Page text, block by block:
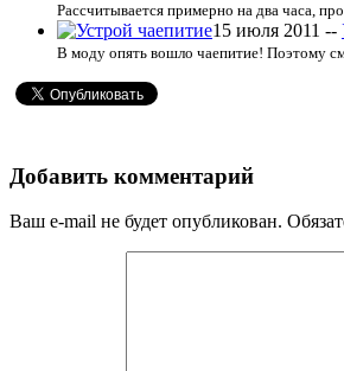
Рассчитывается примерно на два часа,
15 июля 2011 --
В моду опять вошло чаепитие! Поэтому
Добавить комментарий
Ваш e-mail не будет опубликован.